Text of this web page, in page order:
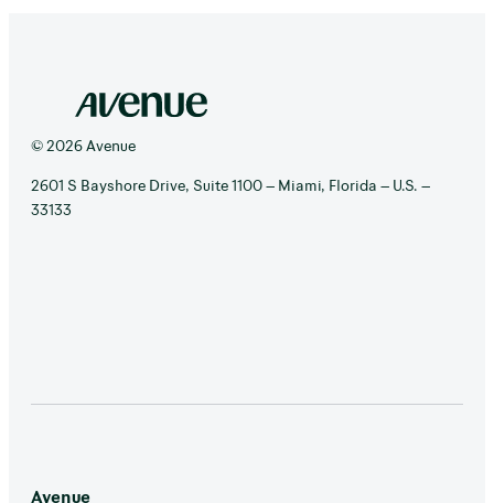
© 2026 Avenue
2601 S Bayshore Drive, Suite 1100 – Miami, Florida – U.S. –
33133
Avenue